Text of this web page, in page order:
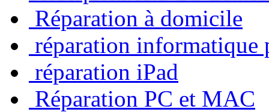
Réparation à domicile
réparation informatique
réparation iPad
Réparation PC et MAC